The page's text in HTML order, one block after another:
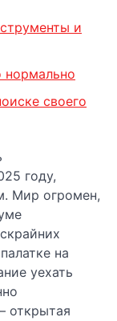
и
нормально
своего
году,
Мир огромен,
на
уехать
открытая